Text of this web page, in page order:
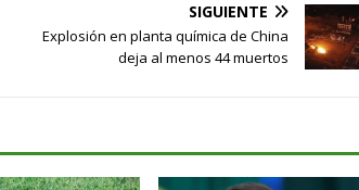
SIGUIENTE
Explosión en planta química de China
deja al menos 44 muertos